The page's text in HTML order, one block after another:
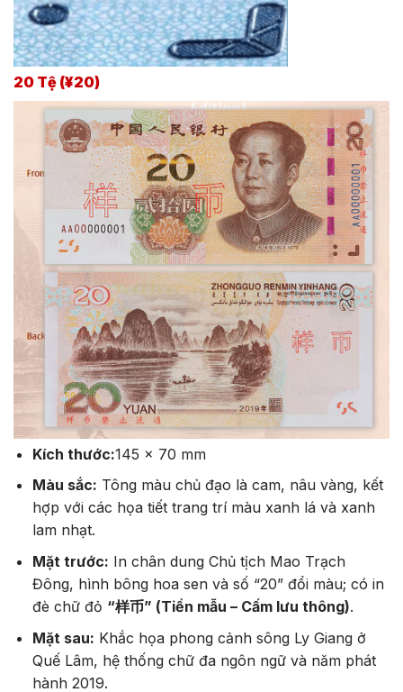
20 Tệ (¥20)
Kích thước:145 x 70 mm
Màu sắc: Tông màu chủ đạo là cam, nâu vàng, kết
hợp với các họa tiết trang trí màu xanh lá và xanh
lam nhạt.
Mặt trước: In chân dung Chủ tịch Mao Trạch
Đông, hình bông hoa sen và số “20” đổi màu; có in
đè chữ đỏ “样币” (Tiền mẫu – Cấm lưu thông).
Mặt sau: Khắc họa phong cảnh sông Ly Giang ở
Quế Lâm, hệ thống chữ đa ngôn ngữ và năm phát
hành 2019.